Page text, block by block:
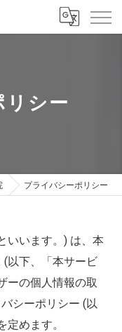
リシー
プライバシーポリシー
いいます。) は、本
(以下、「本サービ
ーの個人情報の取
シーポリシー (以
めます。